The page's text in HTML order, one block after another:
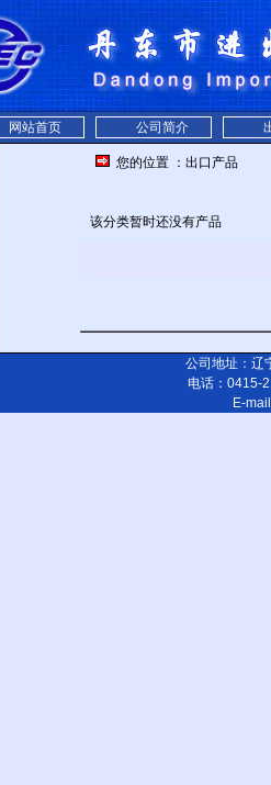
网站首页 公司简介
您的位置 ： 出口产品
该分类暂时还没有产品
公司地址：辽
电话：0415-
E-